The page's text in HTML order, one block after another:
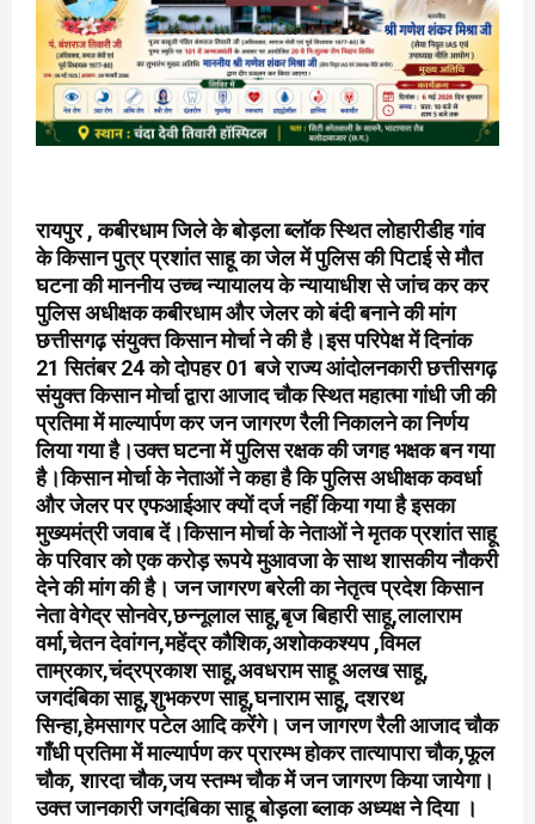
रायपुर , कबीरधाम जिले के बोड़ला ब्लॉक स्थित लोहारीडीह गांव
के किसान पुत्र प्रशांत साहू का जेल में पुलिस की पिटाई से मौत
घटना की माननीय उच्च न्यायालय के न्यायाधीश से जांच कर कर
पुलिस अधीक्षक कबीरधाम और जेलर को बंदी बनाने की मांग
छत्तीसगढ़ संयुक्त किसान मोर्चा ने की है।इस परिपेक्ष में दिनांक
21 सितंबर 24 को दोपहर 01 बजे राज्य आंदोलनकारी छत्तीसगढ़
संयुक्त किसान मोर्चा द्वारा आजाद चौक स्थित महात्मा गांधी जी की
प्रतिमा में माल्यार्पण कर जन जागरण रैली निकालने का निर्णय
लिया गया है।उक्त घटना में पुलिस रक्षक की जगह भक्षक बन गया
है।किसान मोर्चा के नेताओं ने कहा है कि पुलिस अधीक्षक कवर्धा
और जेलर पर एफआईआर क्यों दर्ज नहीं किया गया है इसका
मुख्यमंत्री जवाब दें।किसान मोर्चा के नेताओं ने मृतक प्रशांत साहू
के परिवार को एक करोड़ रूपये मुआवजा के साथ शासकीय नौकरी
देने की मांग की है। जन जागरण बरेली का नेतृत्व प्रदेश किसान
नेता वेगेद्र सोनवेर,छन्नूलाल साहू,बृज बिहारी साहू,लालाराम
वर्मा,चेतन देवांगन,महेंद्र कौशिक,अशोककश्यप ,विमल
ताम्रकार,चंद्रप्रकाश साहू,अवधराम साहू अलख साहू,
जगदंबिका साहू,शुभकरण साहू,घनाराम साहू, दशरथ
सिन्हा,हेमसागर पटेल आदि करेंगे। जन जागरण रैली आजाद चौक
गाँधी प्रतिमा में माल्यार्पण कर प्रारम्भ होकर तात्यापारा चौक,फूल
चौक, शारदा चौक,जय स्तम्भ चौक में जन जागरण किया जायेगा।
उक्त जानकारी जगदंबिका साहू बोड़ला ब्लाक अध्यक्ष ने दिया ।